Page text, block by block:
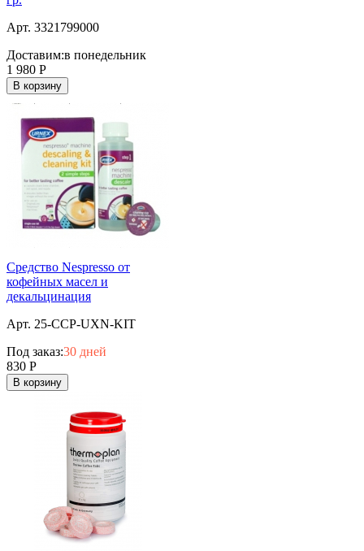
Арт. 3321799000
Доставим:в понедельник
1 980 Р
В корзину
Средство Nespresso от
кофейных масел и
декальцинация
Арт. 25-CCP-UXN-KIT
Под заказ:30 дней
830 Р
В корзину